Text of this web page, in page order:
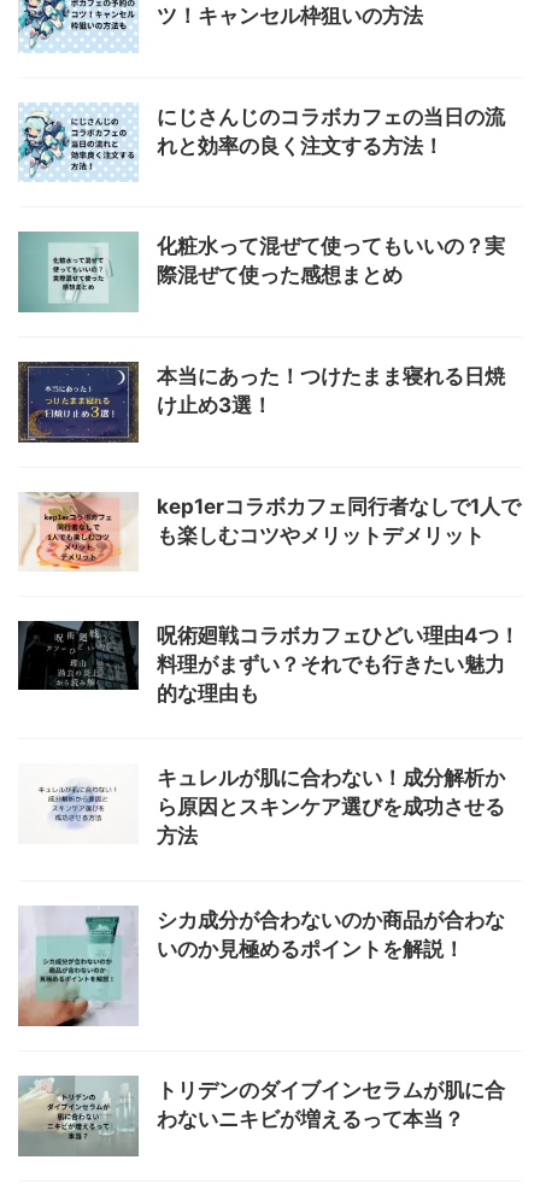
ツ！キャンセル枠狙いの方法
にじさんじのコラボカフェの当日の流
れと効率の良く注文する方法！
化粧水って混ぜて使ってもいいの？実
際混ぜて使った感想まとめ
本当にあった！つけたまま寝れる日焼
け止め3選！
kep1erコラボカフェ同行者なしで1人で
も楽しむコツやメリットデメリット
呪術廻戦コラボカフェひどい理由4つ！
料理がまずい？それでも行きたい魅力
的な理由も
キュレルが肌に合わない！成分解析か
ら原因とスキンケア選びを成功させる
方法
シカ成分が合わないのか商品が合わな
いのか見極めるポイントを解説！
トリデンのダイブインセラムが肌に合
わないニキビが増えるって本当？